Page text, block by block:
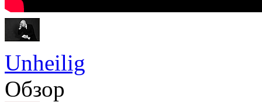
Unheilig
Обзор